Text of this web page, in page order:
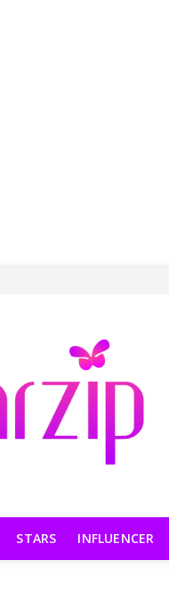
STARS INFLUENCER